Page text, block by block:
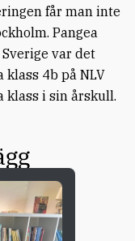
får man inte
Pangea
var det
klass 4b på NLV
klass i sin årskull.